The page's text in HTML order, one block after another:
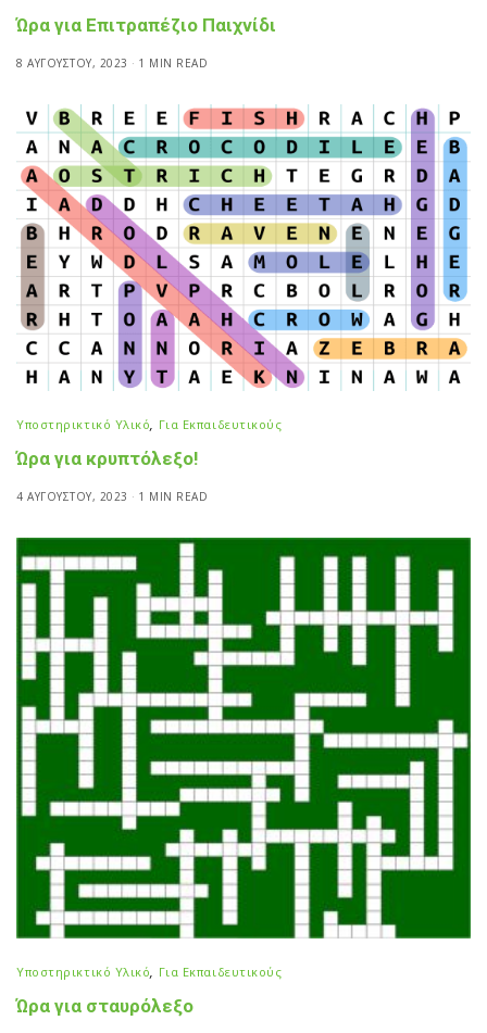
Ώρα για Επιτραπέζιο Παιχνίδι
8 ΑΥΓΟΎΣΤΟΥ, 2023 1 MIN READ
Υποστηρικτικό Υλικό Για Εκπαιδευτικούς
Ώρα για κρυπτόλεξο!
4 ΑΥΓΟΎΣΤΟΥ, 2023 1 MIN READ
Υποστηρικτικό Υλικό, Για Εκπαιδευτικούς
Ώρα για σταυρόλεξο